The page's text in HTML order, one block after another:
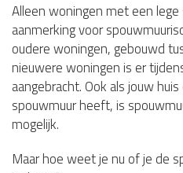
Alleen woningen met een
aanmerking voor
oudere woningen, gebouwd
nieuwere woningen is er
aangebracht. Ook als jouw
spouwmuur heeft, is
mogelijk.
Maar hoe weet je nu of je de